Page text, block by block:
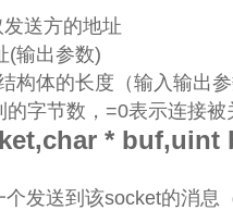
送方的地址
(输出参数)
构体的长度（输入输出参
字节数，=0表示连接
* buf,uint
发送到该socket的消息